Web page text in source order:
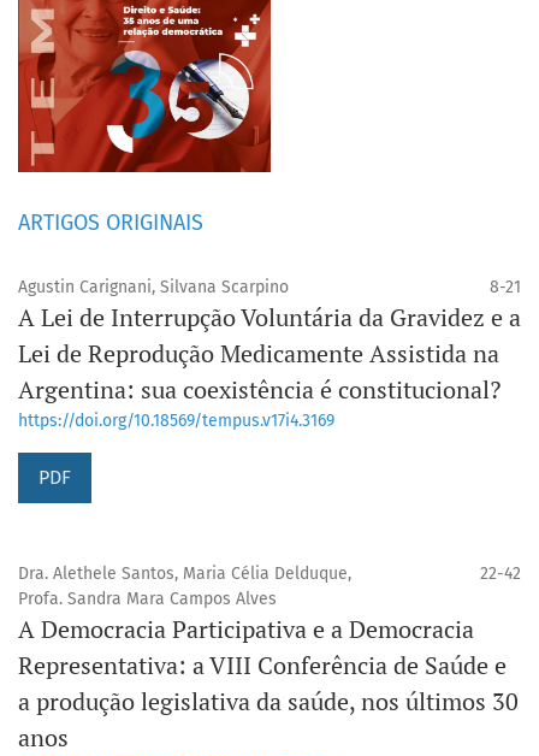
ARTIGOS ORIGINAIS
Agustin Carignani, Silvana Scarpino 8-21
A Lei de Interrupção Voluntária da Gravidez e a
Lei de Reprodução Medicamente Assistida na
Argentina: sua coexistência é constitucional?
https://doi.org/10.18569/tempus.v17i4.3169
PDF
Dra. Alethele Santos, Maria Célia Delduque,
Profa. Sandra Mara Campos Alves
22-42
A Democracia Participativa e a Democracia
Representativa: a VIII Conferência de Saúde e
a produção legislativa da saúde, nos últimos 30
anos